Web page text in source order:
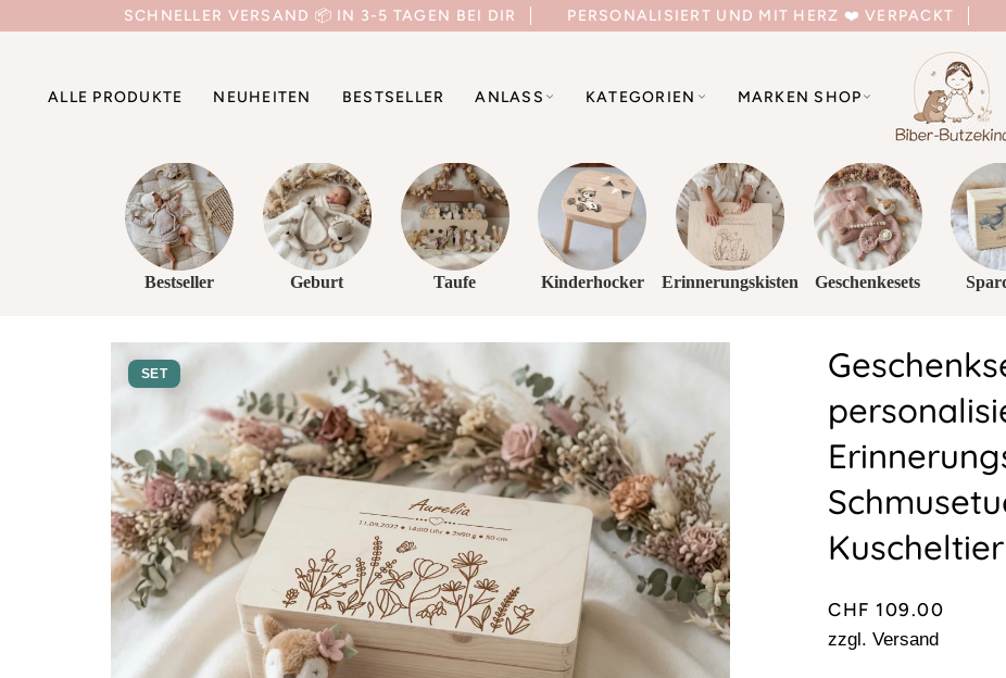
SCHNELLER VERSAND 📦 IN 3-5 TAGEN BEI DIR PERSONALISIERT UND MIT HERZ ❤️ VERPACKT
ALLE PRODUKTE NEUHEITEN BESTSELLER ANLASS KATEGORIEN MARKEN SHOP
Bestseller Geburt Taufe Kinderhocker Erinnerungskisten Geschenkesets
SET
Kuscheltier
CHF 109.00
zzgl. Versand